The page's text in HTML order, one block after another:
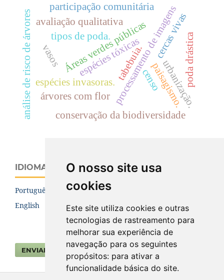
O nosso site usa
cookies
Este site utiliza cookies e outras
tecnologias de rastreamento para
melhorar sua experiência de
navegação para os seguintes
propósitos: para ativar a
funcionalidade básica do site.
Áreas verdes públicas
processamento de imagens
espécies tóxicas
espécies invasoras.
conservação da biodiversidade
avaliação qualitativa
tipos de poda.
análise de risco de árvores paisagismo.
censo
participação comunitária
árvores com flor urbanização.
poda drástica
vasos cercas vivas
tabebuia.
IDIOMA
Português (Brasil)
English
ENVIAR SUBMISSÃO